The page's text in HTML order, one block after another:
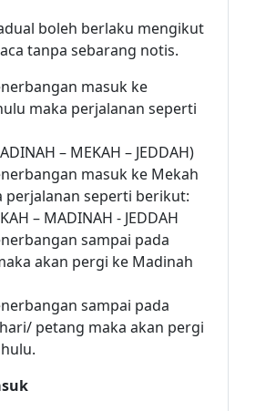
boleh berlaku mengikut
tanpa sebarang notis.
masuk ke
maka perjalanan seperti
– MEKAH – JEDDAH)
masuk ke Mekah
perjalanan seperti berikut:
– MADINAH - JEDDAH
sampai pada
akan pergi ke Madinah
sampai pada
petang maka akan pergi